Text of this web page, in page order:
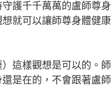
護千千萬萬的盧師尊
就可以讓師尊身體健
這樣觀想是可以的。
是在的，不會跟著盧